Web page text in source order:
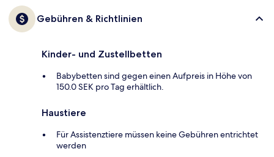
Gebühren & Richtlinien
Kinder- und Zustellbetten
Babybetten sind gegen einen Aufpreis in Höhe von
150.0 SEK pro Tag erhältlich.
Haustiere
Für Assistenztiere müssen keine Gebühren entrichtet
werden